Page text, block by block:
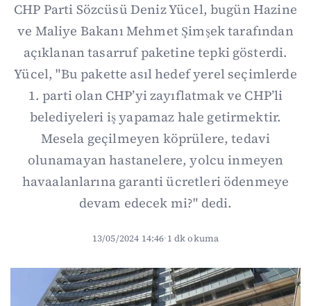
CHP Parti Sözcüsü Deniz Yücel, bugün Hazine
ve Maliye Bakanı Mehmet Şimşek tarafından
açıklanan tasarruf paketine tepki gösterdi.
Yücel, "Bu pakette asıl hedef yerel seçimlerde
1. parti olan CHP’yi zayıflatmak ve CHP’li
belediyeleri iş yapamaz hale getirmektir.
Mesela geçilmeyen köprülere, tedavi
olunamayan hastanelere, yolcu inmeyen
havaalanlarına garanti ücretleri ödenmeye
devam edecek mi?" dedi.
13/05/2024 14:46·1 dk okuma